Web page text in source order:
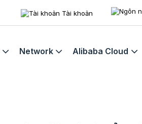
Tài khoản
Network Alibaba Cloud